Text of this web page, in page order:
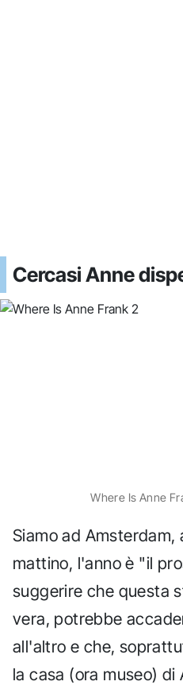
Cercasi Anne
Where Is Anne
Siamo ad Amsterdam,
mattino, l'anno è "il
suggerire che questa
vera, potrebbe
all'altro e che,
la casa (ora museo) di